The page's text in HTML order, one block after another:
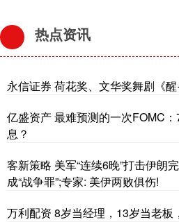
热点资讯
永信证券 荷花奖、文华奖舞剧《
亿盛资产 最难预测的一次FOMC
息？
客新策略 美军“连续6晚”打击伊朗
成“战争罪”;专家: 美伊两败俱伤!
万利配资 8岁当经理，13岁当老板